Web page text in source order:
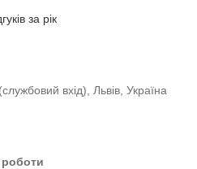
за рік
вхід), Львів, Україна
роботи